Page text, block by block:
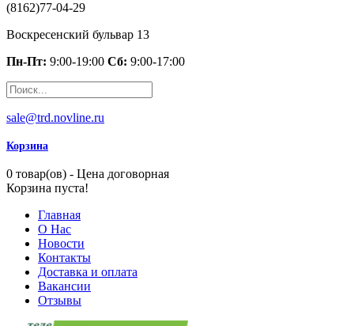
(8162)77-04-29
Воскресенский бульвар 13
Пн-Пт: 9:00-19:00 Сб: 9:00-17:00
sale@trd.novline.ru
Корзина
0 товар(ов) - Цена договорная
Корзина пуста!
Главная
О Нас
Новости
Контакты
Доставка и оплата
Вакансии
Отзывы